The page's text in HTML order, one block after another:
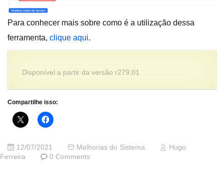
Para conhecer mais sobre como é a utilização dessa
ferramenta, clique aqui.
Disponível a partir da versão r279.01
Compartilhe isso:
12/07/2021 Melhorias do Sistema
Hugo
Ferreira
0 Comments